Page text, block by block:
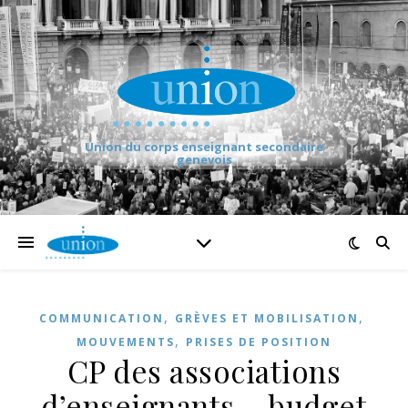
Union du corps enseignant secondaire
genevois
COMMUNICATION , GRÈVES ET MOBILISATION ,
MOUVEMENTS, PRISES DE POSITION
CP des associations